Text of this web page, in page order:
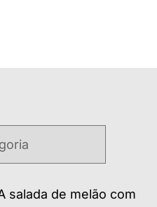
salada de melão com